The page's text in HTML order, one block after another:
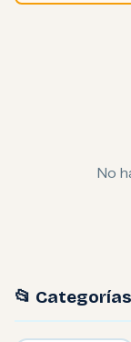
No
📂 Categorías